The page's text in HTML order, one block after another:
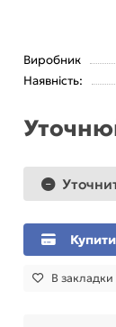
Виробник
Наявність:
В закладки